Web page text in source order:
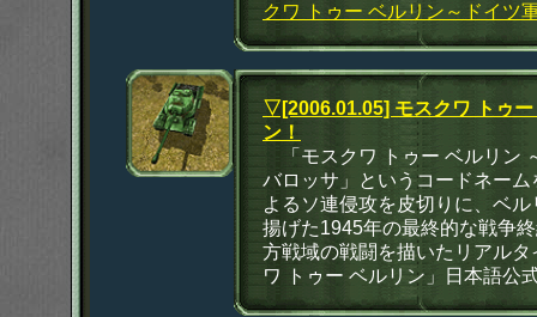
クワ トゥー ベルリン～ドイツ
▽[2006.01.05] モスクワ トゥ
ン！
「モスクワ トゥー ベルリン
バロッサ」というコードネー
よるソ連侵攻を皮切りに、ベ
揚げた1945年の最終的な戦争
方戦域の戦闘を描いたリアル
ワ トゥー ベルリン」日本語公